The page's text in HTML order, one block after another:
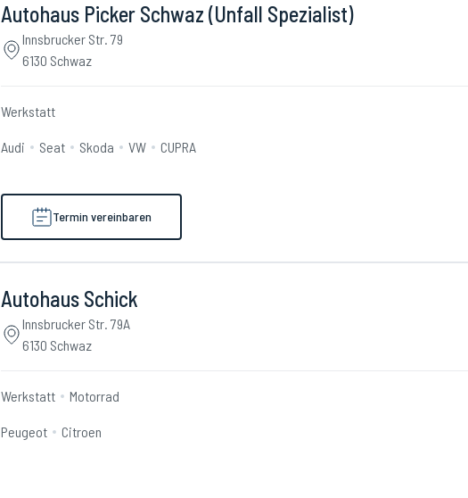
Autohaus Picker Schwaz (Unfall Spezialist)
Innsbrucker Str. 79
6130 Schwaz
Werkstatt
Audi Seat Skoda VW CUPRA
Termin vereinbaren
Autohaus Schick
Innsbrucker Str. 79A
6130 Schwaz
Werkstatt Motorrad
Peugeot Citroen